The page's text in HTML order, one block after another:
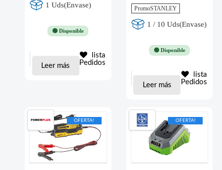
1 Uds(Envase)
🟢 Disponible
Leer más
lista
Pedidos
PromoSTANLEY
1 / 10 Uds(Envase)
🟢 Disponible
Leer más
lista
Pedidos
OFERTA! OFERTA!